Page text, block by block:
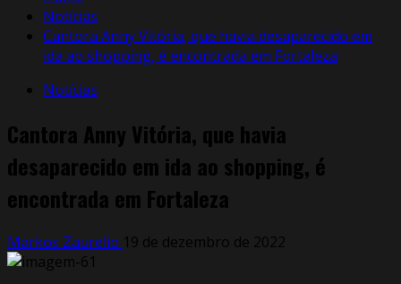
Notícias
Cantora Anny Vitória, que havia desaparecido em
ida ao shopping, é encontrada em Fortaleza
Notícias
Cantora Anny Vitória, que havia
desaparecido em ida ao shopping, é
encontrada em Fortaleza
Markos Zaurelio 19 de dezembro de 2022